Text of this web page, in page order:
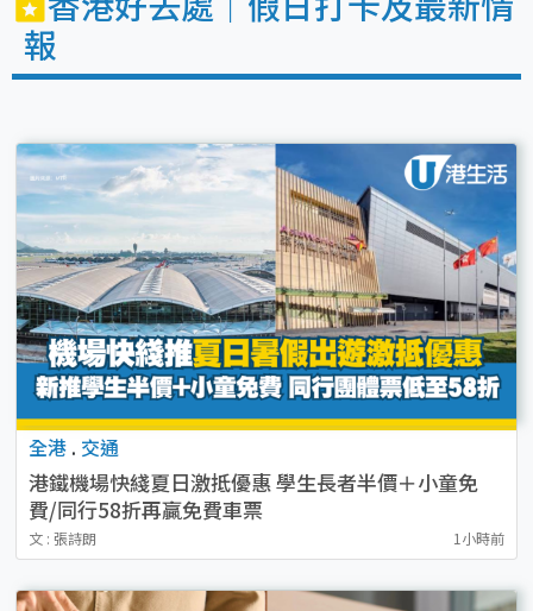
報
全港 . 交通
港鐵機場快綫夏日激抵優惠 學生長者半價＋小童免
費/同行58折再贏免費車票
文 : 張詩朗 1小時前